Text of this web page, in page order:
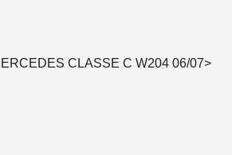
CLASSE C W204 06/07>